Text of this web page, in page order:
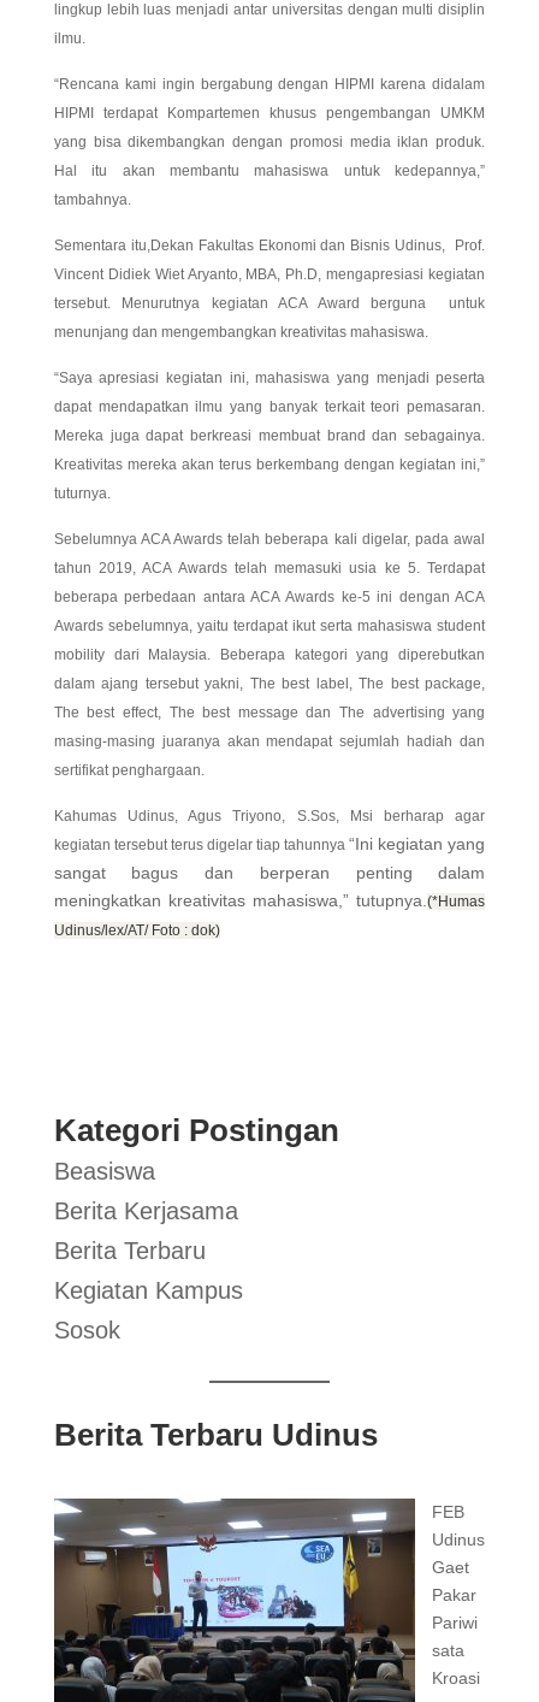
lingkup lebih luas menjadi antar universitas dengan multi disiplin
ilmu.
“Rencana kami ingin bergabung dengan HIPMI karena didalam
HIPMI terdapat Kompartemen khusus pengembangan UMKM
yang bisa dikembangkan dengan promosi media iklan produk.
Hal itu akan membantu mahasiswa untuk kedepannya,”
tambahnya.
Sementara itu,Dekan Fakultas Ekonomi dan Bisnis Udinus, Prof.
Vincent Didiek Wiet Aryanto, MBA, Ph.D, mengapresiasi kegiatan
tersebut. Menurutnya kegiatan ACA Award berguna untuk
menunjang dan mengembangkan kreativitas mahasiswa.
“Saya apresiasi kegiatan ini, mahasiswa yang menjadi peserta
dapat mendapatkan ilmu yang banyak terkait teori pemasaran.
Mereka juga dapat berkreasi membuat brand dan sebagainya.
Kreativitas mereka akan terus berkembang dengan kegiatan ini,”
tuturnya.
Sebelumnya ACA Awards telah beberapa kali digelar, pada awal
tahun 2019, ACA Awards telah memasuki usia ke 5. Terdapat
beberapa perbedaan antara ACA Awards ke-5 ini dengan ACA
Awards sebelumnya, yaitu terdapat ikut serta mahasiswa student
mobility dari Malaysia. Beberapa kategori yang diperebutkan
dalam ajang tersebut yakni, The best label, The best package,
The best effect, The best message dan The advertising yang
masing-masing juaranya akan mendapat sejumlah hadiah dan
sertifikat penghargaan.
Kahumas Udinus, Agus Triyono, S.Sos, Msi berharap agar
kegiatan tersebut terus digelar tiap tahunnya“Ini kegiatan yang
sangat bagus dan berperan penting dalam
meningkatkan kreativitas mahasiswa,” tutupnya.(*Humas
Udinus/lex/AT/ Foto : dok)
Kategori Postingan
Beasiswa
Berita Kerjasama
Berita Terbaru
Kegiatan Kampus
Sosok
Berita Terbaru Udinus
FEB
Udinus
Gaet
Pakar
Pariwi
sata
Kroasi